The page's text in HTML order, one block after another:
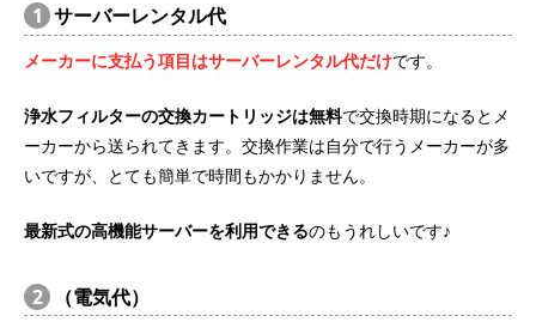
1 サーバーレンタル代
メーカーに支払う項目はサーバーレンタル代だけです。
浄水フィルターの交換カートリッジは無料で交換時期になるとメ
ーカーから送られてきます。交換作業は自分で行うメーカーが多
いですが、とても簡単で時間もかかりません。
最新式の高機能サーバーを利用できるのもうれしいです♪
2 （電気代）